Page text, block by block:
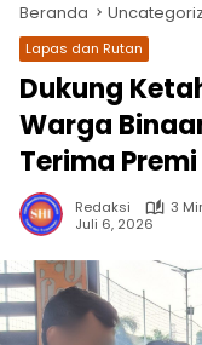
Beranda
Lapas dan Rutan
Dukung
Warga
Terima
Redaksi
3
Juli 6, 2026